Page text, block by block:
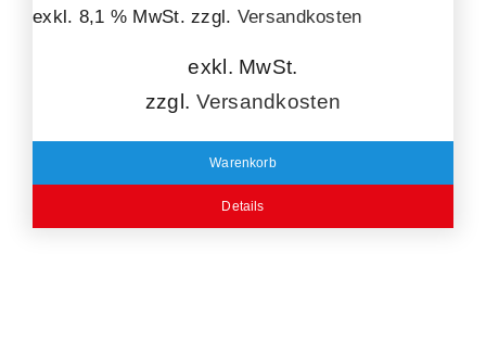
exkl. 8,1 % MwSt. zzgl. Versandkosten
exkl. MwSt.
zzgl. Versandkosten
Warenkorb
Details